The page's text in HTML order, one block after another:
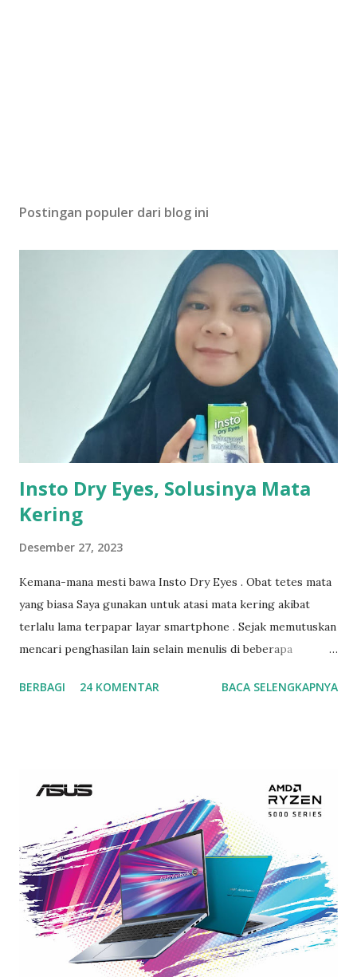
Postingan populer dari blog ini
Insto Dry Eyes, Solusinya Mata
Kering
Desember 27, 2023
Kemana-mana mesti bawa Insto Dry Eyes . Obat tetes mata
yang biasa Saya gunakan untuk atasi mata kering akibat
terlalu lama terpapar layar smartphone . Sejak memutuskan
mencari penghasilan lain selain menulis di beberapa
saja saya semakin lama bersentuhan dengan smartphone,
kebutuhan dapur. Tapi ya itu resikonya, mata jadi makin
lama menatap layar karena mesti cek spreadsheet hasil
kerjaan satu per satu, belum lagi ada deadline tulisan yang
sudah mepet harus disetor, ditambah terpapar kipas angin
saat proses pengerjaan deadline dan pengecekan karena
akhir-akhir ini cuaca begitu panas, alhasil membuat mata
makin perih bahkan pegel. Mata juga jadi mengalami sepet
luar biasa akibat kurang tidur. Andai mata bisa berteriak,
pastilah dia minta tolong. Tapi ya, mau gimana ...
BERBAGI 24 KOMENTAR BACA SELENGKAPNYA